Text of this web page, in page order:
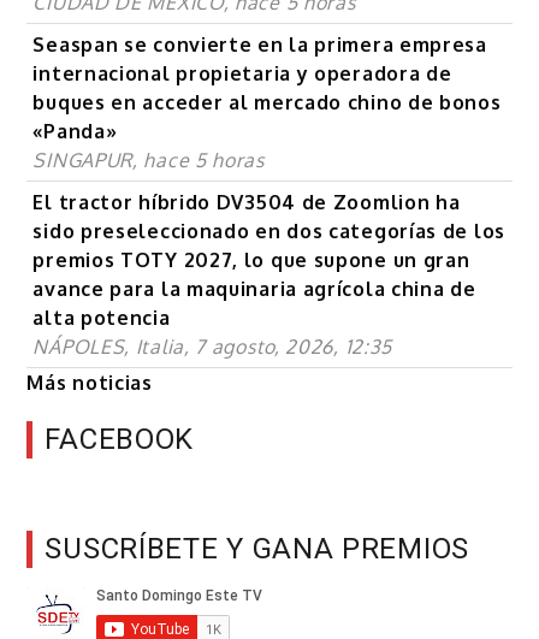
Seaspan se convierte en la primera empresa
internacional propietaria y operadora de
buques en acceder al mercado chino de bonos
«Panda»
SINGAPUR, hace 5 horas
El tractor híbrido DV3504 de Zoomlion ha
sido preseleccionado en dos categorías de los
premios TOTY 2027, lo que supone un gran
avance para la maquinaria agrícola china de
alta potencia
NÁPOLES, Italia, 7 agosto, 2026, 12:35
Más noticias
FACEBOOK
SUSCRÍBETE Y GANA PREMIOS